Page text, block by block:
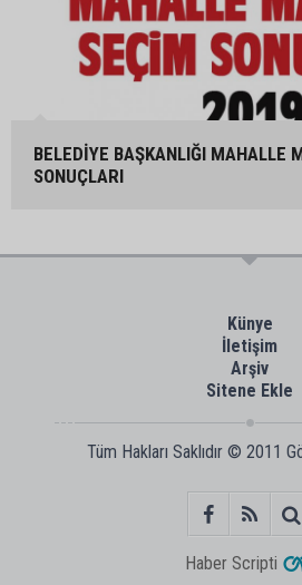
BELEDİYE BAŞKANLIĞI MAHALLE
SONUÇLARI
Künye
İletişim
Arşiv
Sitene Ekle
Tüm Hakları Saklıdır © 2011
Haber Scripti